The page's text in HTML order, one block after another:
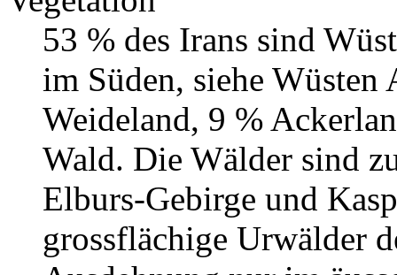
53 % des Irans sind
im Süden, siehe
Weideland, 9 %
Wald. Die Wälder sind
Elburs-Gebirge und
grossflächige Urwälder